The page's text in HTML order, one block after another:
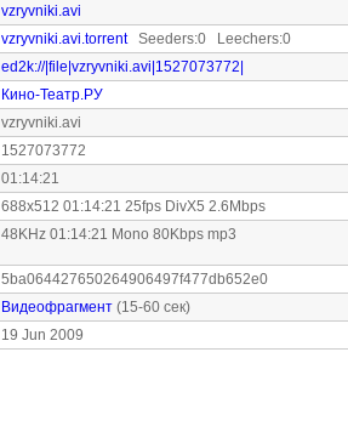
vzryvniki.avi
vzryvniki.avi.torrentSeeders:0 Leechers:0
ed2k://|file|vzryvniki.avi|1527073772|
Кино-Театр.РУ
vzryvniki.avi
1527073772
01:14:21
688x512 01:14:21 25fps DivX5 2.6Mbps
48KHz 01:14:21 Mono 80Kbps mp3
5ba064427650264906497f477db652e0
Видеофрагмент (15-60 сек)
19 Jun 2009